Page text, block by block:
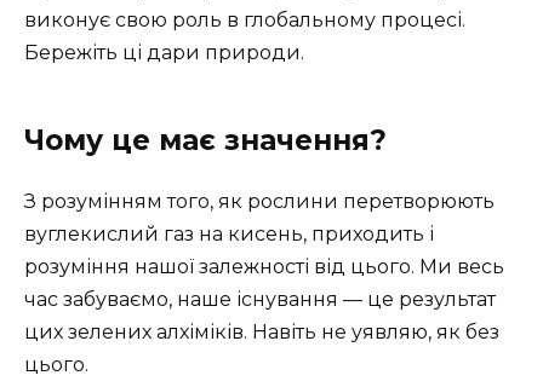
виконує свою роль в глобальному процесі.
Бережіть ці дари природи.
Чому це має значення?
З розумінням того, як рослини перетворюють
вуглекислий газ на кисень, приходить і
розуміння нашої залежності від цього. Ми весь
час забуваємо, наше існування — це результат
цих зелених алхіміків. Навіть не уявляю, як без
цього.